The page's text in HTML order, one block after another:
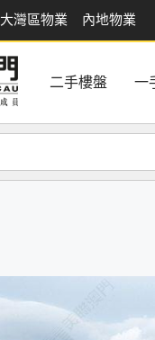
大灣區物業 內地物業
二手樓盤 一